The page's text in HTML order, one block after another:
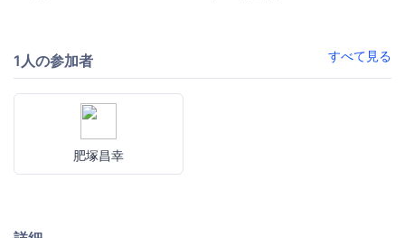
1人の参加者 すべて見る
肥塚昌幸